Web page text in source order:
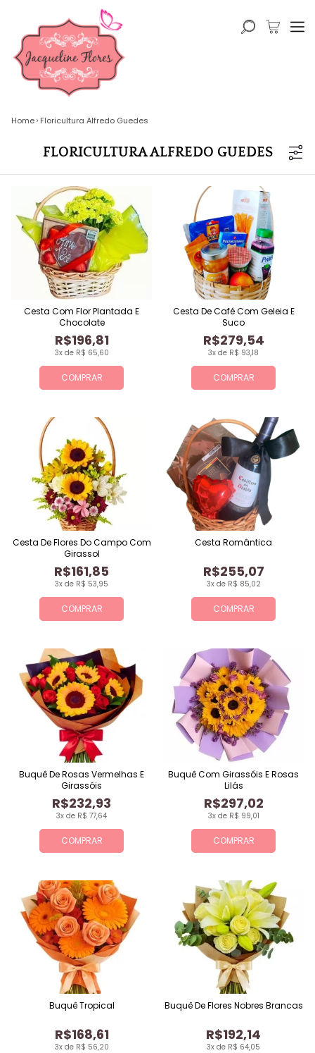
Home Floricultura Alfredo Guedes
FLORICULTURA ALFREDO GUEDES
COMPRAR
3x de R$ 65,60
R$196,81
Cesta Com Flor Plantada E
Chocolate
COMPRAR
3x de R$ 93,18
R$279,54
Cesta De Café Com Geleia E
Suco
COMPRAR
3x de R$ 53,95
R$161,85
Cesta De Flores Do Campo Com
Girassol
COMPRAR
3x de R$ 85,02
R$255,07
Cesta Romântica
COMPRAR
3x de R$ 77,64
R$232,93
Buquê De Rosas Vermelhas E
Girassóis
COMPRAR
3x de R$ 99,01
R$297,02
Buquê Com Girassóis E Rosas
Lilás
3x de R$ 56,20
R$168,61
Buquê Tropical
3x de R$ 64,05
R$192,14
Buquê De Flores Nobres Brancas